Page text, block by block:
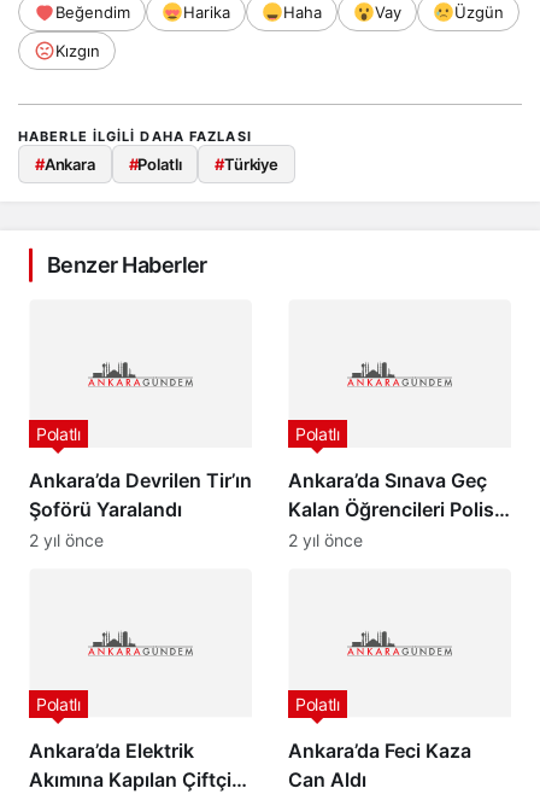
Beğendim Harika Haha Vay
Üzgün
Kızgın
HABERLE ILGILI DAHA FAZLASI
#Ankara #Polatlı #Türkiye
Benzer Haberler
Ankara’da Devrilen Tir’ın
Şoförü Yaralandı
Polatlı
2 yıl önce
Ankara’da Sınava Geç
Kalan Öğrencileri Polis
Yetiştirdi
Polatlı
2 yıl önce
Ankara’da Elektrik
Akımına Kapılan Çiftçi
Polatlı
Ankara’da Feci Kaza
Can Aldı
Polatlı